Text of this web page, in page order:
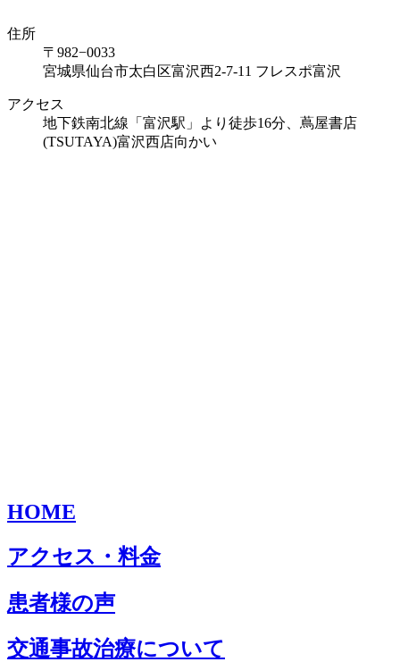
住所
〒982−0033
宮城県仙台市太白区富沢西2-7-11 フレスポ富沢
アクセス
地下鉄南北線「富沢駅」より徒歩16分、蔦屋書店
(TSUTAYA)富沢西店向かい
HOME
アクセス・料金
患者様の声
交通事故治療について